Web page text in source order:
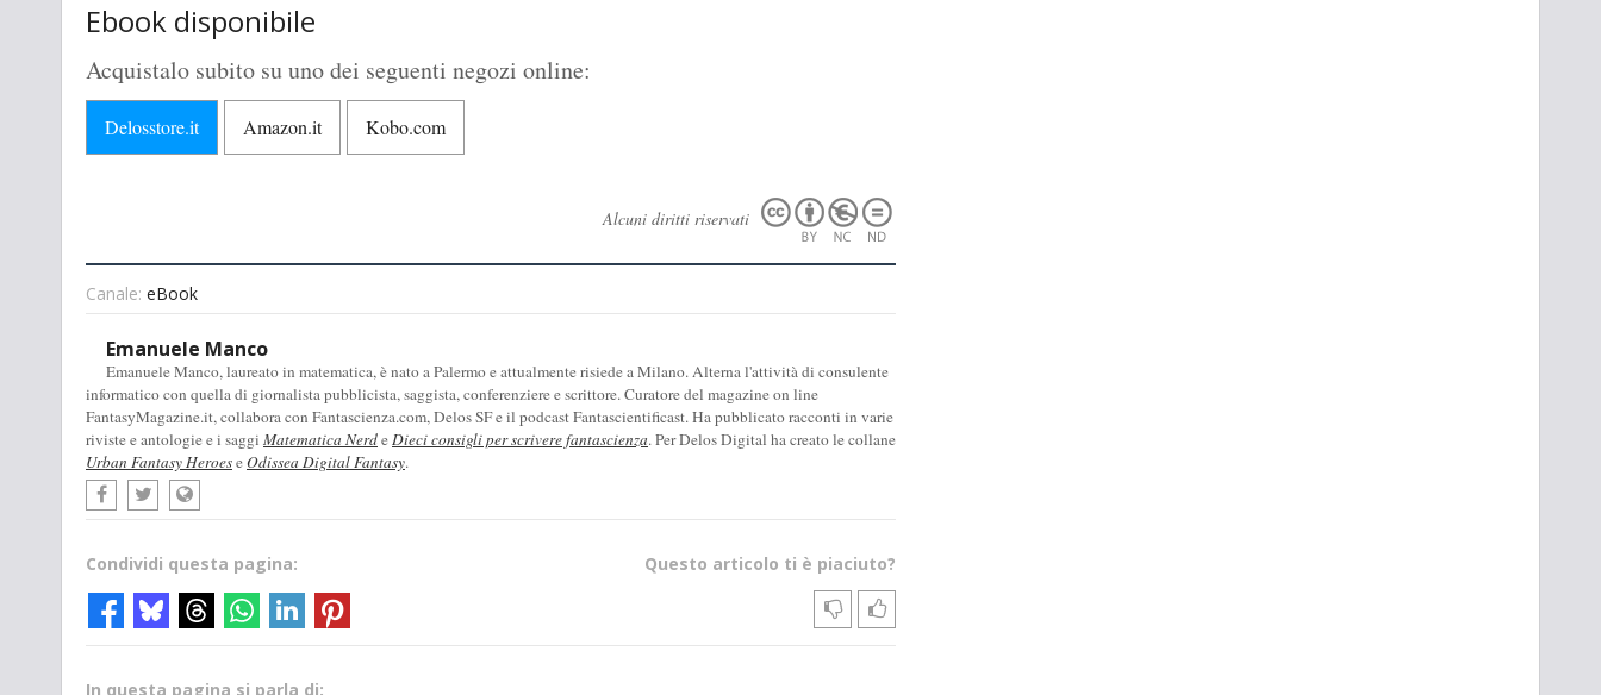
Ebook disponibile
Acquistalo subito su uno dei seguenti negozi online:
Delosstore.it Amazon.it Kobo.com
Alcuni diritti riservati
Canale: eBook
Emanuele Manco
Emanuele Manco, laureato in matematica, è nato a Palermo e attualmente risiede a Milano. Alterna l'attività di consulente
informatico con quella di giornalista pubblicista, saggista, conferenziere e scrittore. Curatore del magazine on line
FantasyMagazine.it, collabora con Fantascienza.com, Delos SF e il podcast Fantascientificast. Ha pubblicato racconti in varie
riviste e antologie e i saggi Matematica NerdeDieci consigli per scrivere fantascienza. Per Delos Digital ha creato le collane
Urban Fantasy HeroeseOdissea Digital Fantasy.
Questo articolo ti è piaciuto?
Condividi questa pagina:
In questa pagina si parla di: